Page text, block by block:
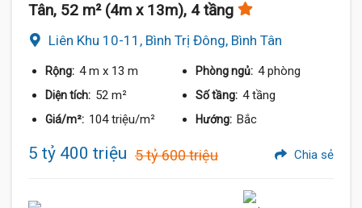
Tân, 52 m² (4m x 13m), 4 tầng
Liên Khu 10-11, Bình Trị Đông, Bình Tân
Rộng: 4 m x 13 m Phòng ngủ: 4 phòng
Diện tích: 52 m² Số tầng: 4 tầng
Giá/m²: 104 triệu/m² Hướng: Bắc
5 tỷ 400 triệu 5 tỷ 600 triệu Chia sẻ